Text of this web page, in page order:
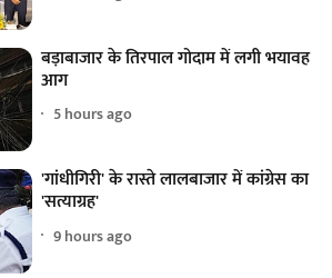
बड़ाबाजार के तिरपाल गोदाम में लगी भयावह
आग
5 hours ago
'गांधीगिरी' के रास्ते लालबाजार में कांग्रेस का
'सत्याग्रह'
9 hours ago